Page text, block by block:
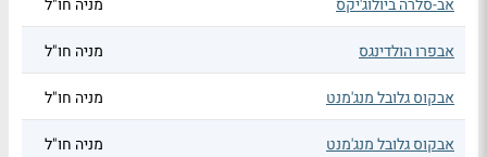
אב-סלרה ביולוג'יקס מניה חו"ל
אבפרו הולדינגס מניה חו"ל
אבקוס גלובל מנג'מנט מניה חו"ל
אבקוס גלובל מנג'מנט מניה חו"ל